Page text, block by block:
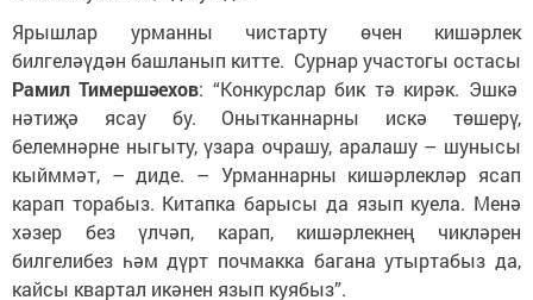
Ярышлар урманны чистарту өчен кишәрлек
билгеләүдән башланып китте. Сурнар участогы остасы
Рамил Тимершәехов: “Конкурслар бик тә кирәк. Эшкә
нәтиҗә ясау бу. Онытканнарны искә төшерү,
белемнәрне ныгыту, үзара очрашу, аралашу – шунысы
кыйммәт, – диде. – Урманнарны кишәрлекләр ясап
карап торабыз. Китапка барысы да язып куела. Менә
хәзер без үлчәп, карап, кишәрлекнең чикләрен
билгелибез һәм дүрт почмакка багана утыртабыз да,
кайсы квартал икәнен язып куябыз”.